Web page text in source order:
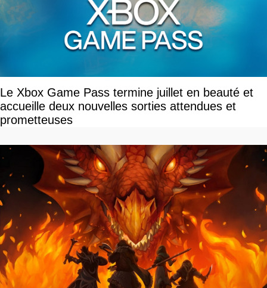
Le Xbox Game Pass termine juillet en beauté et
accueille deux nouvelles sorties attendues et
prometteuses